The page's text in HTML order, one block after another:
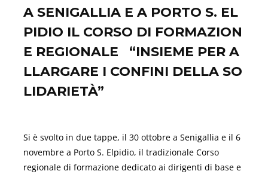
A SENIGALLIA E A PORTO S. EL
PIDIO IL CORSO DI FORMAZION
E REGIONALE “INSIEME PER A
LLARGARE I CONFINI DELLA SO
LIDARIETÀ”
Si è svolto in due tappe, il 30 ottobre a Senigallia e il 6
novembre a Porto S. Elpidio, il tradizionale Corso
regionale di formazione dedicato ai dirigenti di base e